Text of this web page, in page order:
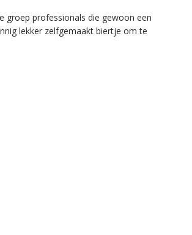
groep professionals die gewoon een
lekker zelfgemaakt biertje om te